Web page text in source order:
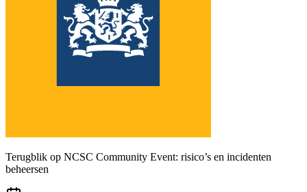
Terugblik op NCSC Community Event: risico’s en incidenten
beheersen